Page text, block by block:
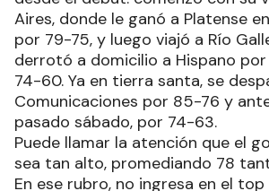
Aires, donde le ganó a Platense
por 79-75, y luego viajó a Río
derrotó a domicilio a Hispano
74-60. Ya en tierra santa, se
Comunicaciones por 85-76 y
pasado sábado, por 74-63.
Puede llamar la atención que el
sea tan alto, promediando 78
En ese rubro, no ingresa en el top